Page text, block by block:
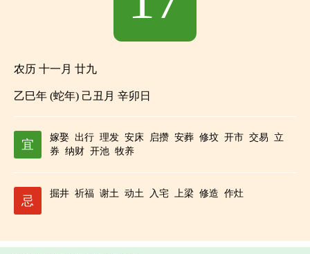
农历 十一月 廿九
乙巳年 (蛇年) 己丑月 辛卯日
宜
嫁娶 出行 理发 安床 启攒 安葬 修坟 开市 交易
立
券 纳财 开池 牧养
忌
掘井 祈福 谢土 动土 入宅 上梁 修造 作灶